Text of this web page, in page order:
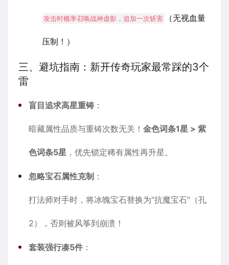
攻击时概率召唤战神虚影，追加一次斩害 （无视血量
压制！）
三、避坑指南：新开传奇玩家最常踩的3个
雷
盲目追求高星重铸 ：
暗藏属性品质与重铸次数无关！ 金色词条1星 > 紫
色词条5星 ，优先锁定稀有属性再升星。
忽略宝石属性克制 ：
打法师对手时，将冰魄宝石替换为“抗魔宝石”（孔
2），否则被风筝到崩溃！
套装强行凑5件 ：